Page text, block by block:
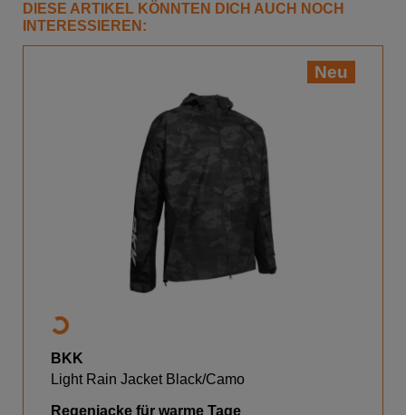
DIESE ARTIKEL KÖNNTEN DICH AUCH NOCH
INTERESSIEREN:
Neu
BKK
Light Rain Jacket Black/Camo
Regenjacke für warme Tage